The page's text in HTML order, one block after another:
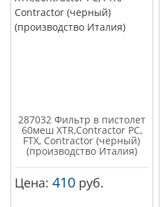
287032 Фильтр в пистолет
60меш XTR,Contractor PC,
FTX, Contractor (черный)
(производство Италия)
Цена: 410 руб.